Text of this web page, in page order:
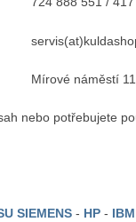
Mírové náměstí
nebo potřebujete
SIEMENS - HP -